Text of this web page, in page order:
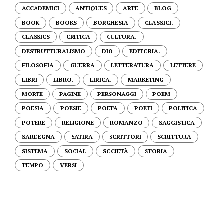
ACCADEMICI ANTIQUES ARTE
BLOG
BOOK
BOOKS BORGHESIA
CLASSICI.
CLASSICS
CRITICA
CULTURA.
DESTRUTTURALISMO
DIO
EDITORIA.
FILOSOFIA
GUERRA LETTERATURA
LETTERE
LIBRI
LIBRO. LIRICA.
MARKETING
MORTE
PAGINE PERSONAGGI
POEM
POESIA
POESIE POETA POETI
POLITICA
POTERE
RELIGIONE ROMANZO
SAGGISTICA
SARDEGNA
SATIRA SCRITTORI
SCRITTURA
SISTEMA
SOCIAL SOCIETÀ
STORIA
TEMPO
VERSI